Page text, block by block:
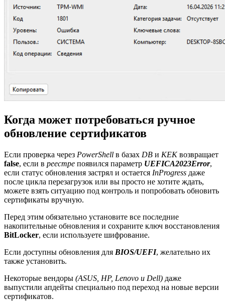
Когда может потребоваться ручное
обновление сертификатов
Если проверка через PowerShell в базах DB и KEKвозвращает
false, если в реестре появился параметр UEFICA2023Error,
если статус обновления застрял и остается InProgress даже
после цикла перезагрузок или вы просто не хотите ждать,
можете взять ситуацию под контроль и попробовать обновить
сертификаты вручную.
Перед этим обязательно установите все последние
накопительные обновления и сохраните ключ восстановления
BitLocker, если используете шифрование.
Если доступны обновления для BIOS/UEFI, желательно их
также установить.
Некоторые вендоры (ASUS, HP, Lenovo и Dell) даже
выпустили апдейты специально под переход на новые версии
сертификатов.